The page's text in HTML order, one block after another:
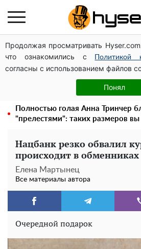
Продолжая просматривать
что ознакомились с
Политикой
согласны с использованием файлов
Понял
Дроны с наценкой: Александр
миллионы оборонного бюджета
фирму в Эстонии
Елена Тополя слив видео – это
фронтмен "Антитела" Тарас
Полностью голая Анна Тринчер
"прелестями": таких размеров
Нацбанк резко обвалил
происходит в обменниках
Елена Мартынец
Все материалы автора
Очередной подарок